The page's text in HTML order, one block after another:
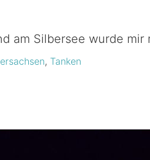
am Silbersee wurde
, Tanken